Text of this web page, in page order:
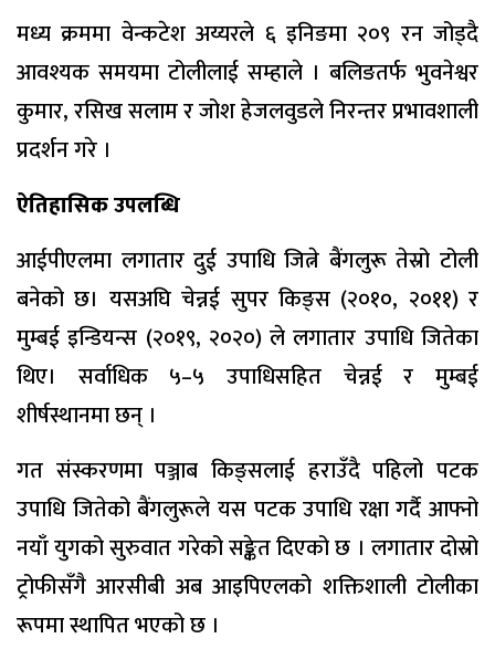
मध्य क्रममा वेन्कटेश अय्यरले ६ इनिङमा २०९ रन जोड्दै
आवश्यक समयमा टोलीलाई सम्हाले । बलिङतर्फ भुवनेश्वर
कुमार, रसिख सलाम र जोश हेजलवुडले निरन्तर प्रभावशाली
प्रदर्शन गरे ।
ऐतिहासिक उपलब्धि
आईपीएलमा लगातार दुई उपाधि जित्ने बैंगलुरू तेस्रो टोली
बनेको छ। यसअघि चेन्नई सुपर किङ्स (२०१०, २०११) र
मुम्बई इन्डियन्स (२०१९, २०२०) ले लगातार उपाधि जितेका
थिए। सर्वाधिक ५–५ उपाधिसहित चेन्नई र मुम्बई
शीर्षस्थानमा छन् ।
गत संस्करणमा पञ्जाब किङ्सलाई हराउँदै पहिलो पटक
उपाधि जितेको बैंगलुरूले यस पटक उपाधि रक्षा गर्दै आफ्नो
नयाँ युगको सुरुवात गरेको सङ्केत दिएको छ । लगातार दोस्रो
ट्रोफीसँगै आरसीबी अब आइपिएलको शक्तिशाली टोलीका
रूपमा स्थापित भएको छ ।